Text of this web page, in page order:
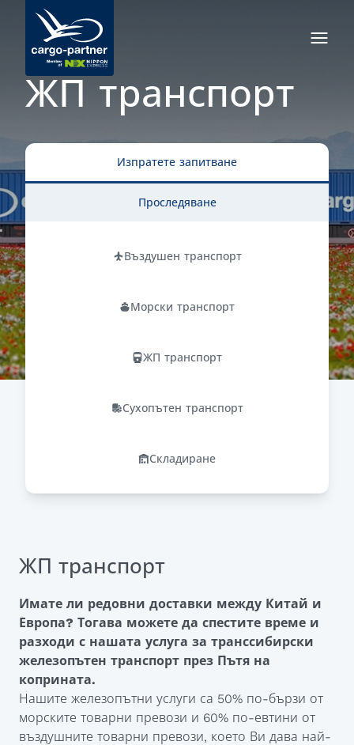
ЖП транспорт
Изпратете запитване
Въздушен транспорт
Морски транспорт
ЖП транспорт
Сухопътен транспорт
Складиране
Проследяване
ЖП транспорт
Имате ли редовни доставки между Китай и
Европа? Тогава можете да спестите време и
разходи с нашата услуга за транссибирски
железопътен транспорт през Пътя на
коприната.
Нашите железопътни услуги са 50% по-бързи от
морските товарни превози и 60% по-евтини от
въздушните товарни превози, което Ви дава най-